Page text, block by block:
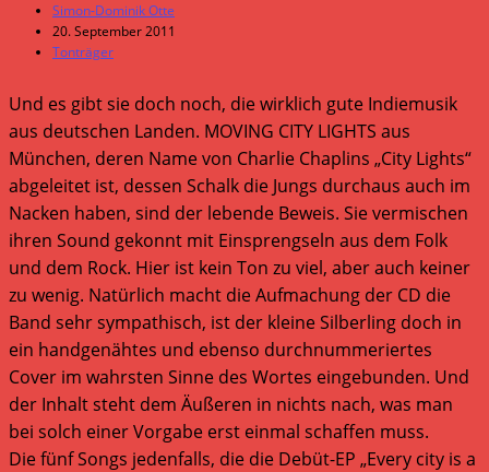
Beitrags-
Autor:
Simon-Dominik Otte
Beitrag
veröffentlicht:
20. September 2011
Beitrags-
Tonträger
Und es gibt sie doch noch, die wirklich gute Indiemusik
aus deutschen Landen. MOVING CITY LIGHTS aus
München, deren Name von Charlie Chaplins „City Lights“
abgeleitet ist, dessen Schalk die Jungs durchaus auch im
Nacken haben, sind der lebende Beweis. Sie vermischen
ihren Sound gekonnt mit Einsprengseln aus dem Folk
und dem Rock. Hier ist kein Ton zu viel, aber auch keiner
zu wenig. Natürlich macht die Aufmachung der CD die
Band sehr sympathisch, ist der kleine Silberling doch in
ein handgenähtes und ebenso durchnummeriertes
Cover im wahrsten Sinne des Wortes eingebunden. Und
der Inhalt steht dem Äußeren in nichts nach, was man
bei solch einer Vorgabe erst einmal schaffen muss.
Die fünf Songs jedenfalls, die die Debüt-EP „Every city is a